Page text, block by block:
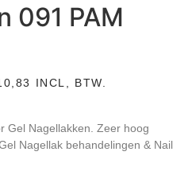
091 PAM
INCL, BTW.
Gel Nagellakken. Zeer hoog
Nagellak behandelingen & Nail